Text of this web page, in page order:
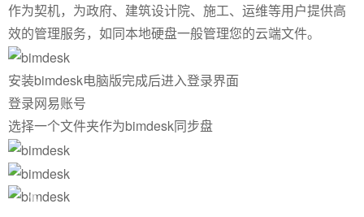
作为契机，为政府、建筑设计院、施工、运维等用户提供高
效的管理服务，如同本地硬盘一般管理您的云端文件。
安装bimdesk电脑版完成后进入登录界面
登录网易账号
选择一个文件夹作为bimdesk同步盘
Previous